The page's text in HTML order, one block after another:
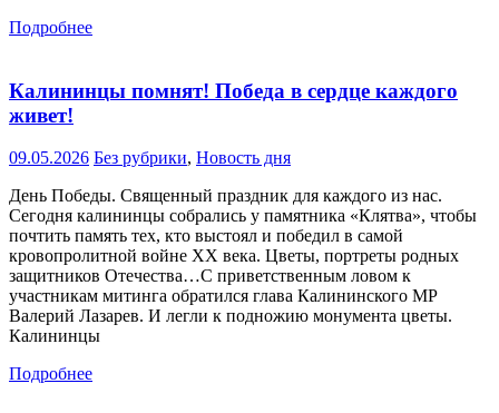
Подробнее
Калининцы помнят! Победа в сердце каждого
живет!
09.05.2026 Без рубрики, Новость дня
День Победы. Священный праздник для каждого из нас.
Сегодня калининцы собрались у памятника «Клятва», чтобы
почтить память тех, кто выстоял и победил в самой
кровопролитной войне XX века. Цветы, портреты родных
защитников Отечества…С приветственным ловом к
участникам митинга обратился глава Калининского МР
Валерий Лазарев. И легли к подножию монумента цветы.
Калининцы
Подробнее